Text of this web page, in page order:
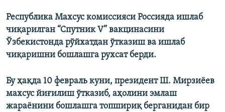
Республика Махсус комиссияси Россияда ишлаб
чиқарилган “Спутник V” вакцинасини
Ўзбекистонда рўйхатдан ўтказиш ва ишлаб
чиқаришни бошлашга рухсат берди.
Бу ҳақда 10 февраль куни, президент Ш. Мирзиёев
махсус йиғилиш ўтказиб, аҳолини эмлаш
жараёнини бошлашга топшириқ берганидан бир